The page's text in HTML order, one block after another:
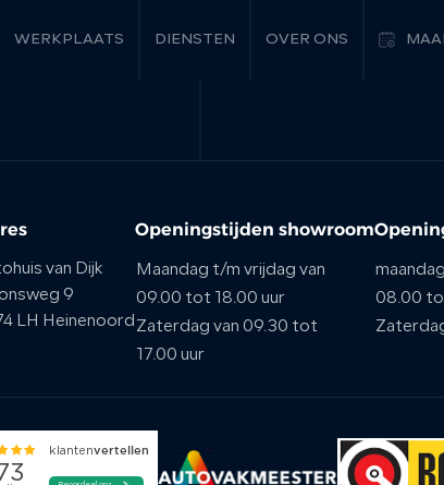
WERKPLAATS DIENSTEN OVER ONS
van Dijk
9
LH Heinenoord
Openingstijden showroom
Maandag t/m vrijdag van
09.00 tot 18.00 uur
Zaterdag van 09.30 tot
17.00 uur
08.00